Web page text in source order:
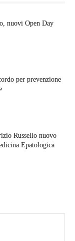
nuovi Open Day
per prevenzione
Russello nuovo
Epatologica